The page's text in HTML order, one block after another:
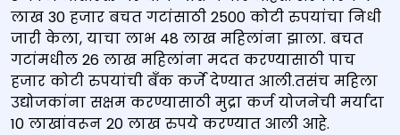
लाख 30 हजार बचत गटांसाठी 2500 कोटी रुपयांचा निधी
जारी केला, याचा लाभ 48 लाख महिलांना झाला. बचत
गटांमधील 26 लाख महिलांना मदत करण्यासाठी पाच
हजार कोटी रुपयांची बँक कर्जे देण्यात आली.तसंच महिला
उद्योजकांना सक्षम करण्यासाठी मुद्रा कर्ज योजनेची मर्यादा
10 लाखांवरून 20 लाख रुपये करण्यात आली आहे.